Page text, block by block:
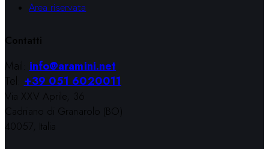
Area riservata
Contatti
Mail: info@aramini.net
Tel: +39 051 6020011
Via XXV Aprile, 36
Cadriano di Granarolo (BO)
40057, Italia